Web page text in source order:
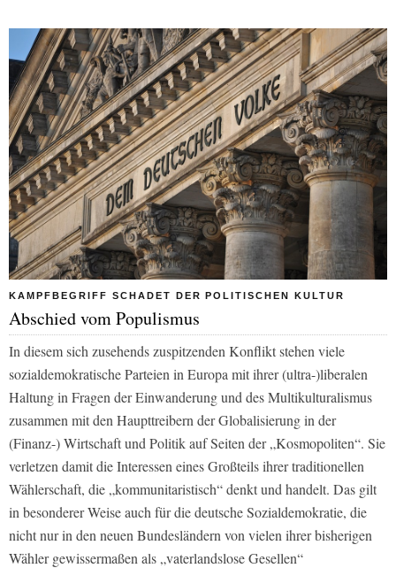
KAMPFBEGRIFF SCHADET DER POLITISCHEN KULTUR
Abschied vom Populismus
In diesem sich zusehends zuspitzenden Konflikt stehen viele
sozialdemokratische Parteien in Europa mit ihrer (ultra-)liberalen
Haltung in Fragen der Einwanderung und des Multikulturalismus
zusammen mit den Haupttreibern der Globalisierung in der
(Finanz-) Wirtschaft und Politik auf Seiten der „Kosmopoliten“. Sie
verletzen damit die Interessen eines Großteils ihrer traditionellen
Wählerschaft, die „kommunitaristisch“ denkt und handelt. Das gilt
in besonderer Weise auch für die deutsche Sozialdemokratie, die
nicht nur in den neuen Bundesländern von vielen ihrer bisherigen
Wähler gewissermaßen als „vaterlandslose Gesellen“